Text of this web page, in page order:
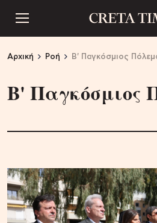
Αρχική Ροή Β' Παγκόσμιος
Β' Παγκόσμιος